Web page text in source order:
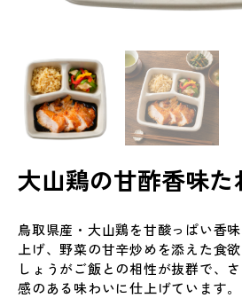
大山鶏の甘酢香味た
鳥取県産・大山鶏を甘酸っぱい香
上げ、野菜の甘辛炒めを添えた食欲
しょうがご飯との相性が抜群で、
感のある味わいに仕上げています。